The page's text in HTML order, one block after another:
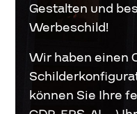
Gestalten und
Werbeschild!
Wir haben einen
können Sie Ihre